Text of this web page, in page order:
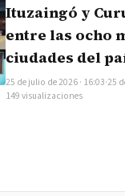
Ituzaingó y
entre las ocho
ciudades del
25 de julio de 2026 · 16:03·25
149 visualizaciones